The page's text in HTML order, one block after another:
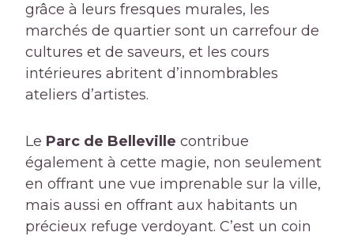
grâce à leurs fresques murales, les
marchés de quartier sont un carrefour de
cultures et de saveurs, et les cours
intérieures abritent d’innombrables
ateliers d’artistes.
Le Parc de Belleville contribue
également à cette magie, non seulement
en offrant une vue imprenable sur la ville,
mais aussi en offrant aux habitants un
précieux refuge verdoyant. C’est un coin